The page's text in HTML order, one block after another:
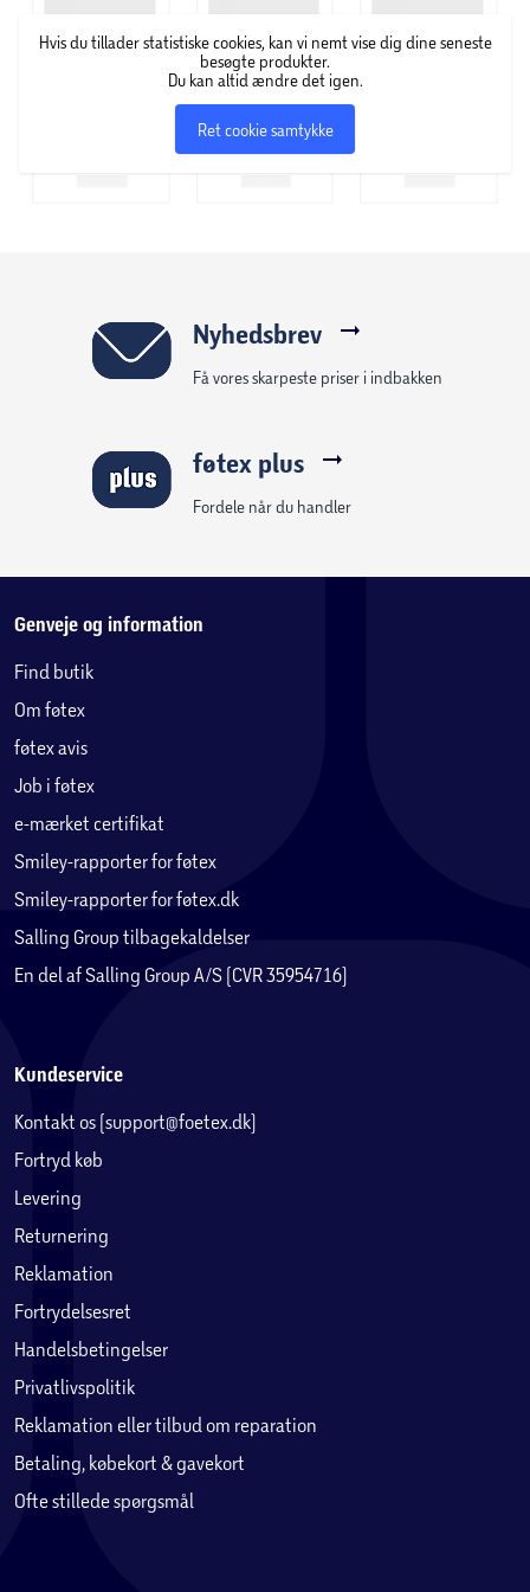
hårfjerningscreme og voksstrips.
Hvis du tillader statistiske cookies, kan vi nemt vise dig dine seneste
besøgte produkter.
Du kan altid ændre det igen.
Ret cookie samtykke
Nyhedsbrev
Få vores skarpeste priser i indbakken
føtex plus
Fordele når du handler
Genveje og information
Find butik
Om føtex
føtex avis
Job i føtex
e-mærket certifikat
Smiley-rapporter for føtex
Smiley-rapporter for føtex.dk
Salling Group tilbagekaldelser
En del af Salling Group A/S (CVR 35954716)
Kundeservice
Kontakt os (support@foetex.dk)
Fortryd køb
Levering
Returnering
Reklamation
Fortrydelsesret
Handelsbetingelser
Privatlivspolitik
Reklamation eller tilbud om reparation
Betaling, købekort & gavekort
Ofte stillede spørgsmål